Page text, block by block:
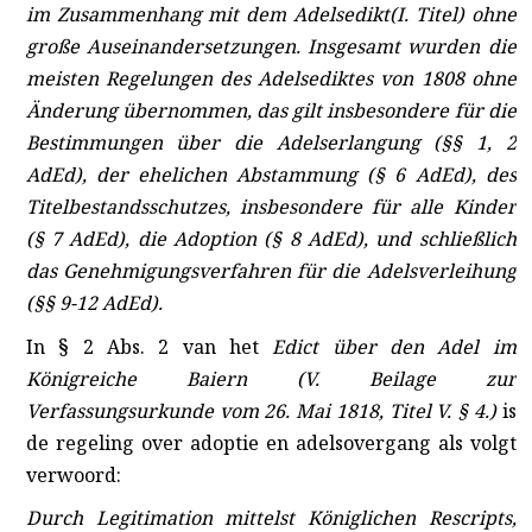
im Zusammenhang mit dem Adelsedikt(I. Titel) ohne
große Auseinandersetzungen. Insgesamt wurden die
meisten Regelungen des Adelsediktes von 1808 ohne
Änderung übernommen, das gilt insbesondere für die
Bestimmungen über die Adelserlangung (§§ 1, 2
AdEd), der ehelichen Abstammung (§ 6 AdEd), des
Titelbestandsschutzes, insbesondere für alle Kinder
(§ 7 AdEd), die Adoption (§ 8 AdEd), und schließlich
das Genehmigungsverfahren für die Adelsverleihung
(§§ 9-12 AdEd).
In § 2 Abs. 2 van hetEdict über den Adel im
Königreiche Baiern (V. Beilage zur
Verfassungsurkunde vom 26. Mai 1818, Titel V. § 4.)is
de regeling over adoptie en adelsovergang als volgt
verwoord:
Durch Legitimation mittelst Königlichen Rescripts,